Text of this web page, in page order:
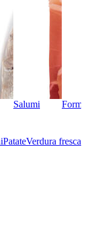
Salumi
PatateVerdura fresca